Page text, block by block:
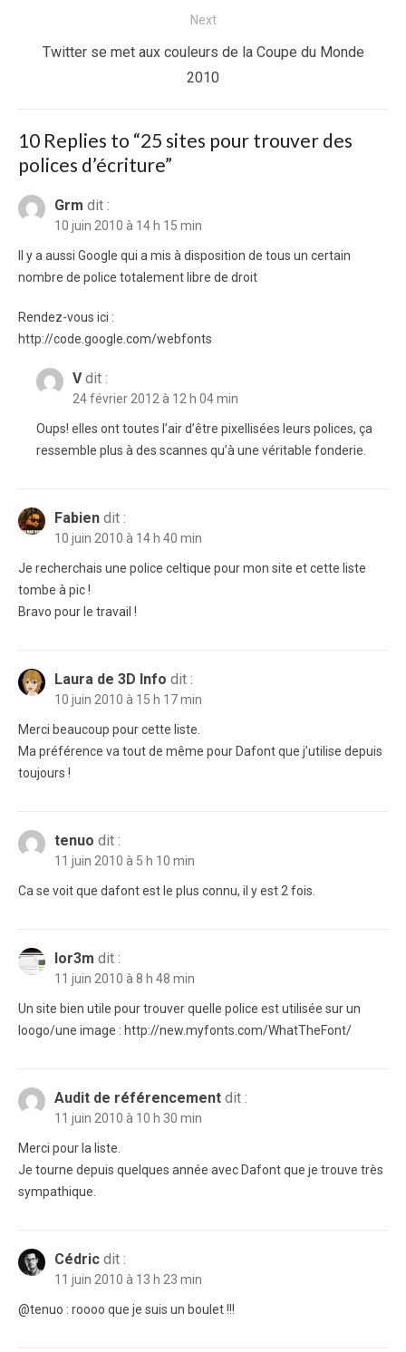
Next
Next
Twitter se met aux couleurs de la Coupe du Monde
2010
10 Replies to “25 sites pour trouver des
polices d’écriture”
Grm dit :
10 juin 2010 à 14 h 15 min
Il y a aussi Google qui a mis à disposition de tous un certain
nombre de police totalement libre de droit
Rendez-vous ici :
http://code.google.com/webfonts
V dit :
24 février 2012 à 12 h 04 min
Oups! elles ont toutes l’air d’être pixellisées leurs polices, ça
ressemble plus à des scannes qu’à une véritable fonderie.
Fabien dit :
10 juin 2010 à 14 h 40 min
Je recherchais une police celtique pour mon site et cette liste
tombe à pic !
Bravo pour le travail !
Laura de 3D Info dit :
10 juin 2010 à 15 h 17 min
Merci beaucoup pour cette liste.
Ma préférence va tout de même pour Dafont que j’utilise depuis
toujours !
tenuo dit :
11 juin 2010 à 5 h 10 min
Ca se voit que dafont est le plus connu, il y est 2 fois.
lor3m dit :
11 juin 2010 à 8 h 48 min
Un site bien utile pour trouver quelle police est utilisée sur un
loogo/une image : http://new.myfonts.com/WhatTheFont/
Audit de référencement dit :
11 juin 2010 à 10 h 30 min
Merci pour la liste.
Je tourne depuis quelques année avec Dafont que je trouve très
sympathique.
Cédric dit :
11 juin 2010 à 13 h 23 min
@tenuo : roooo que je suis un boulet !!!